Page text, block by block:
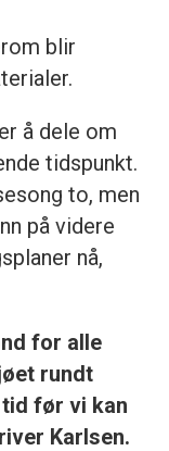
blir
å dele om
tidspunkt.
to, men
på videre
nå,
for alle
rundt
før vi kan
Karlsen.